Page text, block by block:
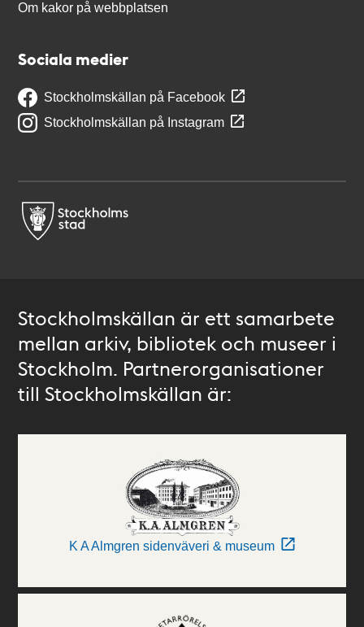
Om kakor på webbplatsen
Sociala medier
Stockholmskällan på Facebook
Stockholmskällan på Instagram
Stockholmskällan är ett samarbete
mellan arkiv, bibliotek och museer i
Stockholm. Partnerorganisationer
till Stockholmskällan är:
K A Almgren sidenväveri & museum